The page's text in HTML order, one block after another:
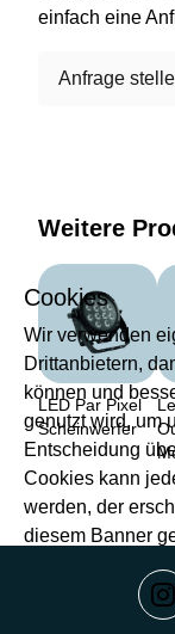
Cookies
Wir verwenden
Drittanbietern,
können und
genutzt wird, um
Entscheidung
Cookies kann
werden, der
diesem Banner
einfach eine
Anfrage
Weitere
LED Par Pixel
Scheinwerfer